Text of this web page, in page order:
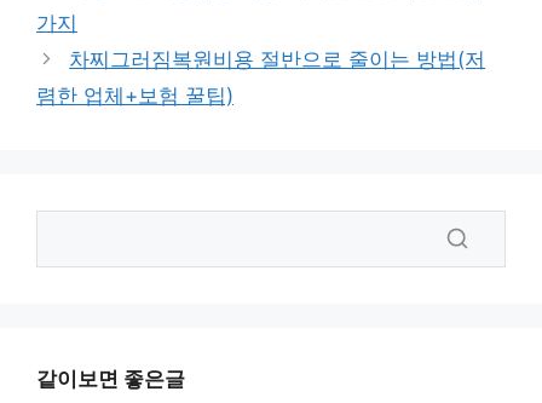
가지
차찌그러짐복원비용 절반으로 줄이는 방법(저
렴한 업체+보험 꿀팁)
같이보면 좋은글